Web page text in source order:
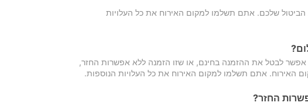
הביטול שלכם. אתם תשלמו למקום האירוח את כל העלויות
לבטל את ההזמנה בחינם, או שזו הזמנה ללא אפשרות החזר,
האירוח. אתם תשלמו למקום האירוח את כל העלויות הנוספות.
החזר?